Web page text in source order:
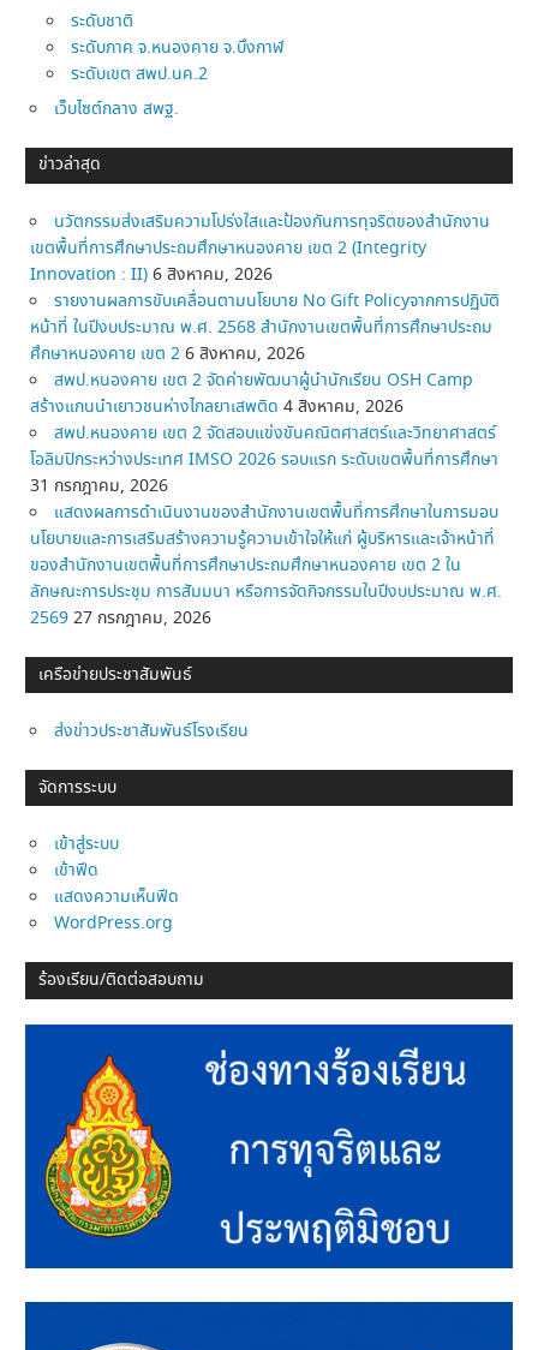
ระดับชาติ
ระดับภาค จ.หนองคาย จ.บึงกาฬ
ระดับเขต สพป.นค.2
เว็บไซต์กลาง สพฐ.
ข่าวล่าสุด
นวัตกรรมส่งเสริมความโปร่งใสและป้องกันการทุจริตของสำนักงาน
เขตพื้นที่การศึกษาประถมศึกษาหนองคาย เขต 2 (Integrity
Innovation : II) 6 สิงหาคม, 2026
รายงานผลการขับเคลื่อนตามนโยบาย No Gift Policyจากการปฏิบัติ
หน้าที่ ในปีงบประมาณ พ.ศ. 2568 สำนักงานเขตพื้นที่การศึกษาประถม
ศึกษาหนองคาย เขต 2 6 สิงหาคม, 2026
สพป.หนองคาย เขต 2 จัดค่ายพัฒนาผู้นำนักเรียน OSH Camp
สร้างแกนนำเยาวชนห่างไกลยาเสพติด 4 สิงหาคม, 2026
สพป.หนองคาย เขต 2 จัดสอบแข่งขันคณิตศาสตร์และวิทยาศาสตร์
โอลิมปิกระหว่างประเทศ IMSO 2026 รอบแรก ระดับเขตพื้นที่การศึกษา
31 กรกฎาคม, 2026
แสดงผลการดำเนินงานของสำนักงานเขตพื้นที่การศึกษาในการมอบ
นโยบายและการเสริมสร้างความรู้ความเข้าใจให้แก่ ผู้บริหารและเจ้าหน้าที่
ของสำนักงานเขตพื้นที่การศึกษาประถมศึกษาหนองคาย เขต 2 ใน
ลักษณะการประชุม การสัมมนา หรือการจัดกิจกรรมในปีงบประมาณ พ.ศ.
2569 27 กรกฎาคม, 2026
เครือข่ายประชาสัมพันธ์
ส่งข่าวประชาสัมพันธ์โรงเรียน
จัดการระบบ
เข้าสู่ระบบ
เข้าฟีด
แสดงความเห็นฟีด
WordPress.org
ร้องเรียน/ติดต่อสอบถาม